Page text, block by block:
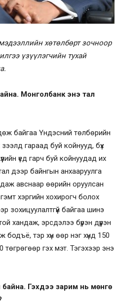
хөтөлбөрт зочноор
үзүүлэгчийн тухай
Монголбанк энэ тал
байгаа Үндэсний төлбөрийн
гараад буй койнууд, бүх
үед гарч буй койнуудад их
дээр байнгын анхааруулга
авснаар өөрийн оруулсан
хэргийн хохирогч болох
зохицуулалтгүй байгаа шинэ
хандаж, эрсдэлээ бүрэн дүүрэн
тэр хүн өөр нэг хүнд 150
гэх мэт. Тэгэхээр энэ
Гэхдээ зарим нь мөнгө